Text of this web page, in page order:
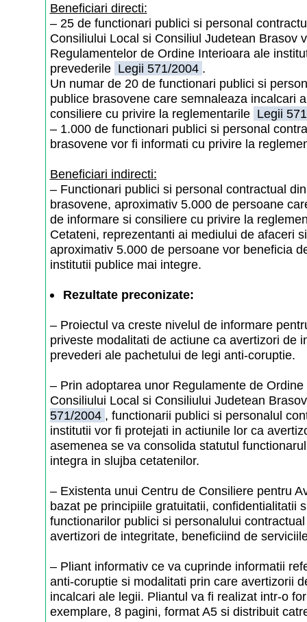
Beneficiari directi:
– 25 de functionari publici si personal
Consiliului Local si Consiliul Judetean Brasov
Regulamentelor de Ordine Interioara ale
prevederile Legii 571/2004 .
Un numar de 20 de functionari publici si
publice brasovene care semnaleaza incalcari
consiliere cu privire la reglementarile Legii
– 1.000 de functionari publici si personal
brasovene vor fi informati cu privire la
Beneficiari indirecti:
– Functionari publici si personal contractual
brasovene, aproximativ 5.000 de persoane
de informare si consiliere cu privire la
Cetateni, reprezentanti ai mediului de afaceri
aproximativ 5.000 de persoane vor beneficia
institutii publice mai integre.
Rezultate preconizate:
– Proiectul va creste nivelul de informare
priveste modalitati de actiune ca avertizori de
prevederi ale pachetului de legi anti-coruptie.
– Prin adoptarea unor Regulamente de
Consiliului Local si Consiliului Judetean
571/2004 , functionarii publici si personalul
institutii vor fi protejati in actiunile lor ca
asemenea se va consolida statutul
integra in slujba cetatenilor.
– Existenta unui Centru de Consiliere pentru
bazat pe principiile gratuitatii, confidentialitatii
functionarilor publici si personalului
avertizori de integritate, beneficiind de
– Pliant informativ ce va cuprinde informatii
anti-coruptie si modalitati prin care avertizorii
incalcari ale legii. Pliantul va fi realizat intr-o
exemplare, 8 pagini, format A5 si distribuit